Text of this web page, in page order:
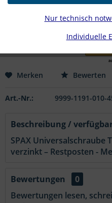
1-4 Werktage Lieferzeit
Merken Bewerten
Art.-Nr.: 9999-1191-010-
Beschreibung /
SPAX Universalschraube
verzinkt – Restposten -
Bewertungen
0
Bewertungen lesen,
Individuelle
Nur technisch